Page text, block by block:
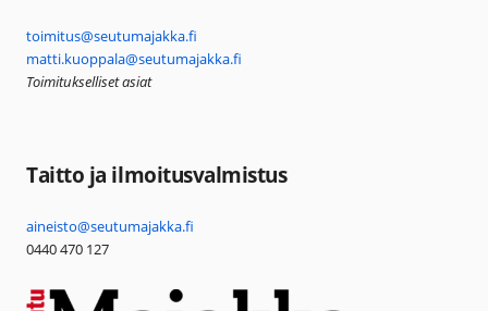
toimitus@seutumajakka.fi
matti.kuoppala@seutumajakka.fi
Toimitukselliset asiat
Taitto ja ilmoitusvalmistus
aineisto@seutumajakka.fi
0440 470 127